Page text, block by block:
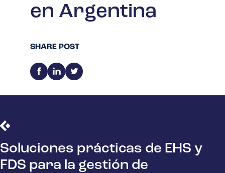
en Argentina
SHARE POST
Soluciones prácticas de EHS y
FDS para la gestión de